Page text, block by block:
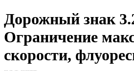
Дорожный знак
Ограничение
скорости,